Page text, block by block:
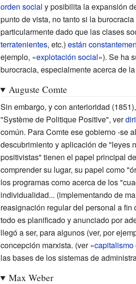
orden social y posibilita la expansión
punto de vista, no tanto si la
particularmente dado que las clases
terratenientes, etc.) están
ejemplo, «explotación social»). Se ha
burocracia, especialmente acerca de
Auguste Comte
Sin embargo, y con anterioridad (1851),
"Système de Politique Positive", ver
común. Para Comte ese gobierno -se
descubrimiento y aplicación de "leyes
positivistas" tienen el papel principal
comprender su lugar, su papel como
los programas como acerca de los
individualidad... (implementando de
reasignación regular del personal a
todo es planificado y anunciado por
llegó a ser, para algunos (ver, por
concepción marxista. (ver «capitalismo
las bases de los sistemas de
Max Weber